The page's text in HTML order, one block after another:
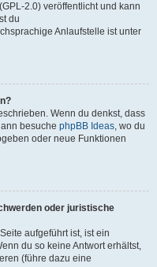
2.0) veröffentlicht und kann
du
Anlaufstelle ist unter
Wenn du denkst, dass
besuche phpBB Ideas, wo du
oder neue Funktionen
oder juristische
aufgeführt ist, ist ein
du so keine Antwort erhältst,
(führe dazu eine